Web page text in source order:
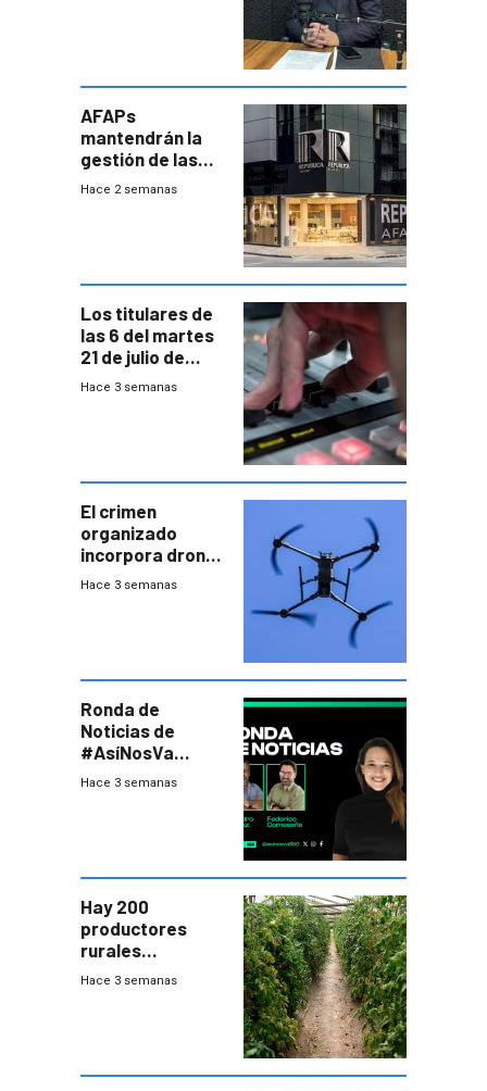
AFAPs
mantendrán la
gestión de las
cuentas
Hace 2 semanas
Los titulares de
las 6 del martes
21 de julio de
2026
Hace 3 semanas
El crimen
organizado
incorpora drones
y abre un nuevo
Hace 3 semanas
Ronda de
Noticias de
#AsíNosVa
(20/7/26)
Hace 3 semanas
Hay 200
productores
rurales
afectados tras
Hace 3 semanas